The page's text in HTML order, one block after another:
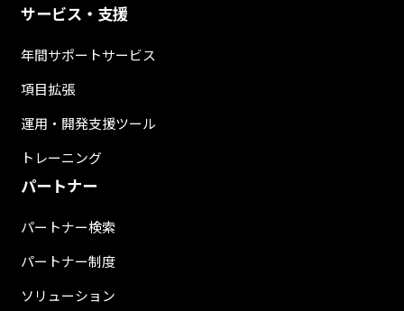
サービス・支援
年間サポートサービス
項目拡張
運用・開発支援ツール
トレーニング
パートナー
パートナー検索
パートナー制度
ソリューション